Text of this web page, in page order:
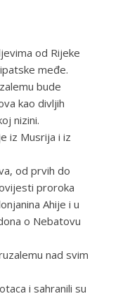
od Rijeke
međe.
bude
kao divljih
nizini.
iz Musrija i iz
od prvih do
proroka
Ahije i u
o Nebatovu
nad svim
i sahranili su